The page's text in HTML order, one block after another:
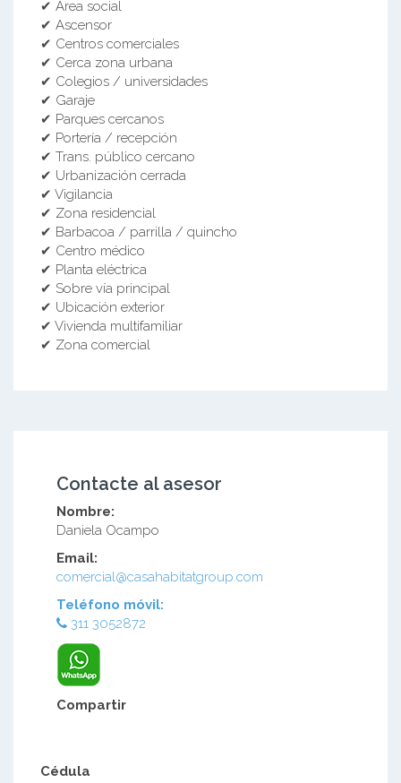
✔ Área social
✔ Ascensor
✔ Centros comerciales
✔ Cerca zona urbana
✔ Colegios / universidades
✔ Garaje
✔ Parques cercanos
✔ Portería / recepción
✔ Trans. público cercano
✔ Urbanización cerrada
✔ Vigilancia
✔ Zona residencial
✔ Barbacoa / parrilla / quincho
✔ Centro médico
✔ Planta eléctrica
✔ Sobre vía principal
✔ Ubicación exterior
✔ Vivienda multifamiliar
✔ Zona comercial
Contacte al asesor
Nombre:
Daniela Ocampo
Email:
comercial@casahabitatgroup.com
Teléfono móvil:
311 3052872
Compartir
Cédula